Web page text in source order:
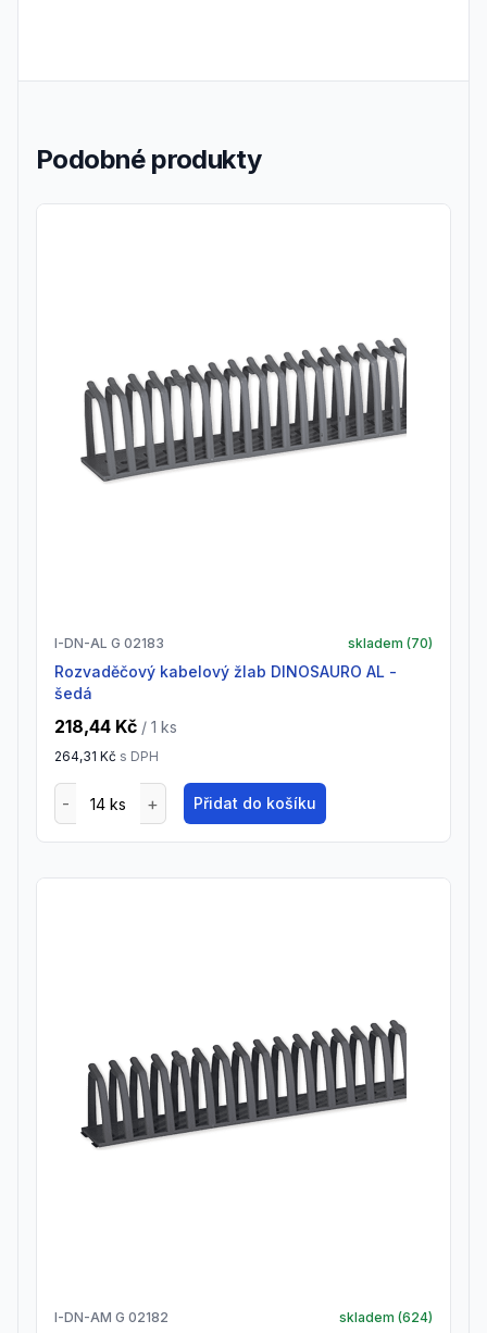
Podobné produkty
I-DN-AL G 02183 skladem (70)
Rozvaděčový kabelový žlab DINOSAURO AL -
šedá
218,44 Kč / 1 ks
264,31 Kč s DPH
Přidat do košíku
I-DN-AM G 02182 skladem (624)